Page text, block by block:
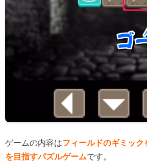
ゲームの内容はフィールドのギミッ
を目指すパズルゲームです。